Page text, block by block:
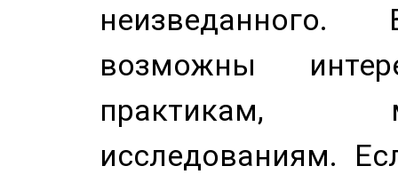
возможны
практикам,
исследованиям.